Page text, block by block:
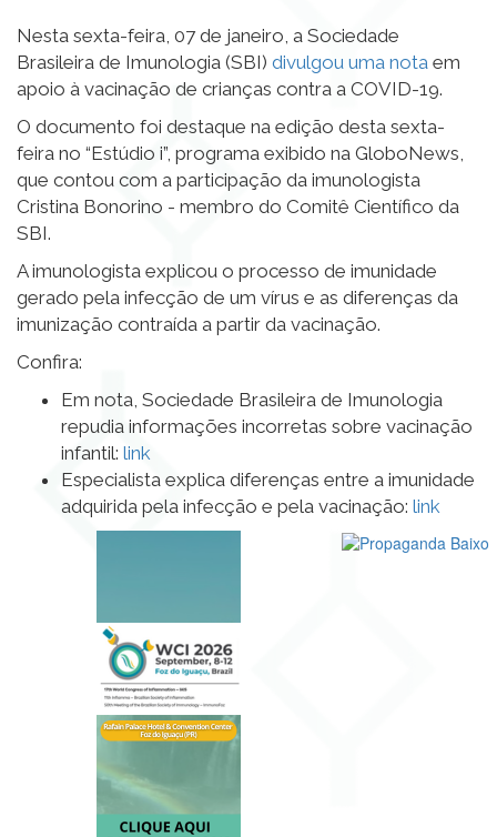
Nesta sexta-feira, 07 de janeiro, a Sociedade
Brasileira de Imunologia (SBI) divulgou uma nota em
apoio à vacinação de crianças contra a COVID-19.
O documento foi destaque na edição desta sexta-
feira no “Estúdio i”, programa exibido na GloboNews,
que contou com a participação da imunologista
Cristina Bonorino - membro do Comitê Científico da
SBI.
A imunologista explicou o processo de imunidade
gerado pela infecção de um vírus e as diferenças da
imunização contraída a partir da vacinação.
Confira:
Em nota, Sociedade Brasileira de Imunologia
repudia informações incorretas sobre vacinação
infantil: link
Especialista explica diferenças entre a imunidade
adquirida pela infecção e pela vacinação: link